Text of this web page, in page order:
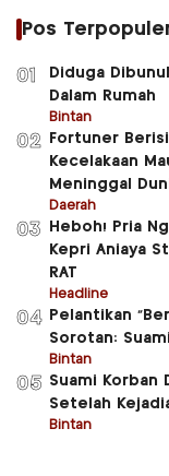
Pos
01
Diduga
Dalam Rumah
Bintan
02
Fortuner
Kecelakaan
Meninggal
Daerah
03
Heboh! Pria
Kepri Aniaya
RAT
Headline
04
Pelantikan
Sorotan:
Bintan
05 Suami Korban
Setelah
Bintan